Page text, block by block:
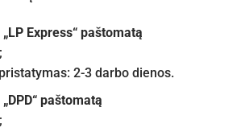
Express“ paštomatą
2-3 darbo dienos.
paštomatą